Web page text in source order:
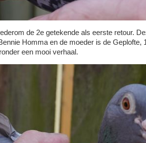
de 2e getekende als eerste retour.
Homma en de moeder is de Geplofte,
een mooi verhaal.